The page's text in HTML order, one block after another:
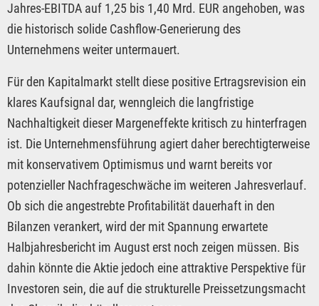
Jahres-EBITDA auf 1,25 bis 1,40 Mrd. EUR angehoben, was
die historisch solide Cashflow-Generierung des
Unternehmens weiter untermauert.
Für den Kapitalmarkt stellt diese positive Ertragsrevision ein
klares Kaufsignal dar, wenngleich die langfristige
Nachhaltigkeit dieser Margeneffekte kritisch zu hinterfragen
ist. Die Unternehmensführung agiert daher berechtigterweise
mit konservativem Optimismus und warnt bereits vor
potenzieller Nachfrageschwäche im weiteren Jahresverlauf.
Ob sich die angestrebte Profitabilität dauerhaft in den
Bilanzen verankert, wird der mit Spannung erwartete
Halbjahresbericht im August erst noch zeigen müssen. Bis
dahin könnte die Aktie jedoch eine attraktive Perspektive für
Investoren sein, die auf die strukturelle Preissetzungsmacht